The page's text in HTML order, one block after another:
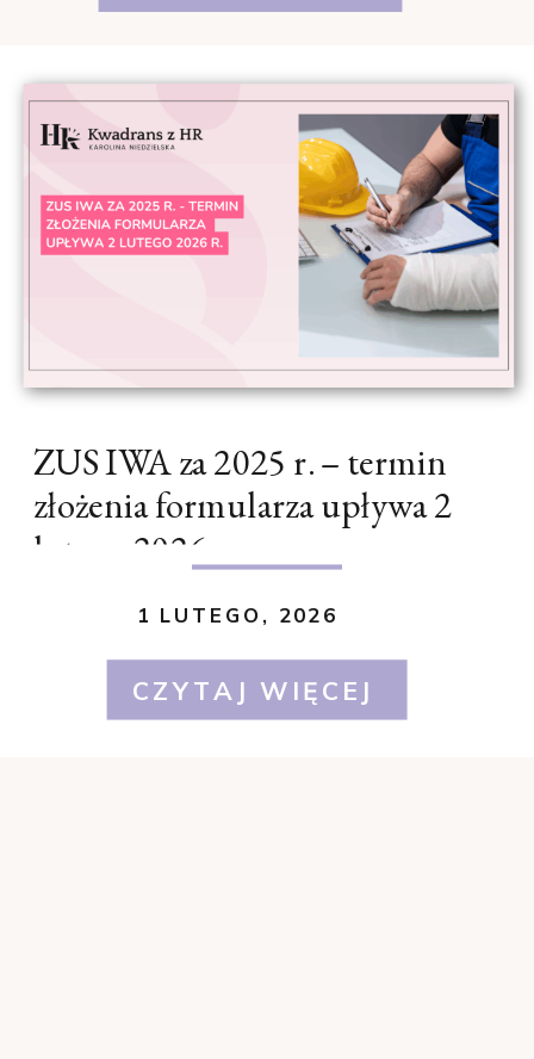
CZYTAJ WIĘCEJ
1 LUTEGO, 2026
ZUS IWA za 2025 r. – termin
złożenia formularza upływa 2
lutego 2026 r.